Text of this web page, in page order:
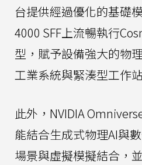
台提供經過優化的基礎
4000 SFF上流暢執行
型，賦予設備強大的物
工業系統與緊湊型工作
此外，NVIDIA
能結合生成式物理AI與
場景與虛擬模擬結合，